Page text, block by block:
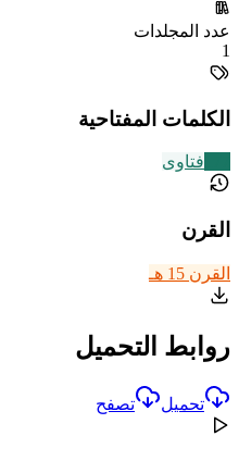
عدد المجلدات
1
الكلمات المفتاحية
فتاوى
القرن
القرن 15 هـ
روابط التحميل
تحميل تصفح